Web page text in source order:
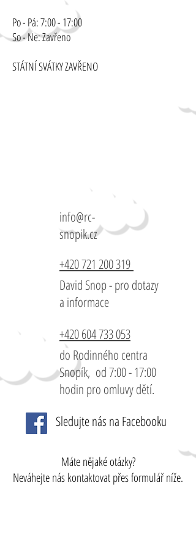
Po - Pá: 7:00 - 17:00
So - Ne: Zavřeno
STÁTNÍ SVÁTKY ZAVŘENO
info@rc-
snopik.cz
+420 721 200 319
David Snop - pro dotazy
a informace
+420 604 733 053
do Rodinného centra
Snopík, od 7:00 - 17:00
hodin pro omluvy dětí.
Sledujte nás na Facebooku
Máte nějaké otázky?
Neváhejte nás kontaktovat přes formulář níže.